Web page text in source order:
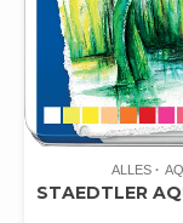
ALLES
STAEDTLER